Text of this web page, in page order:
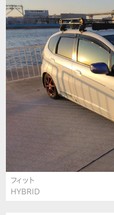
フィット
HYBRID